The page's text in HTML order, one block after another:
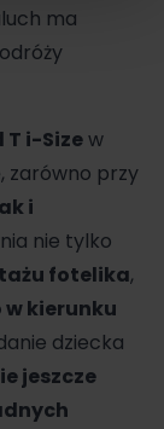
ma
T i-Sizew
zarówno przy
i
nie tylko
fotelika,
kierunku
dziecka
jeszcze